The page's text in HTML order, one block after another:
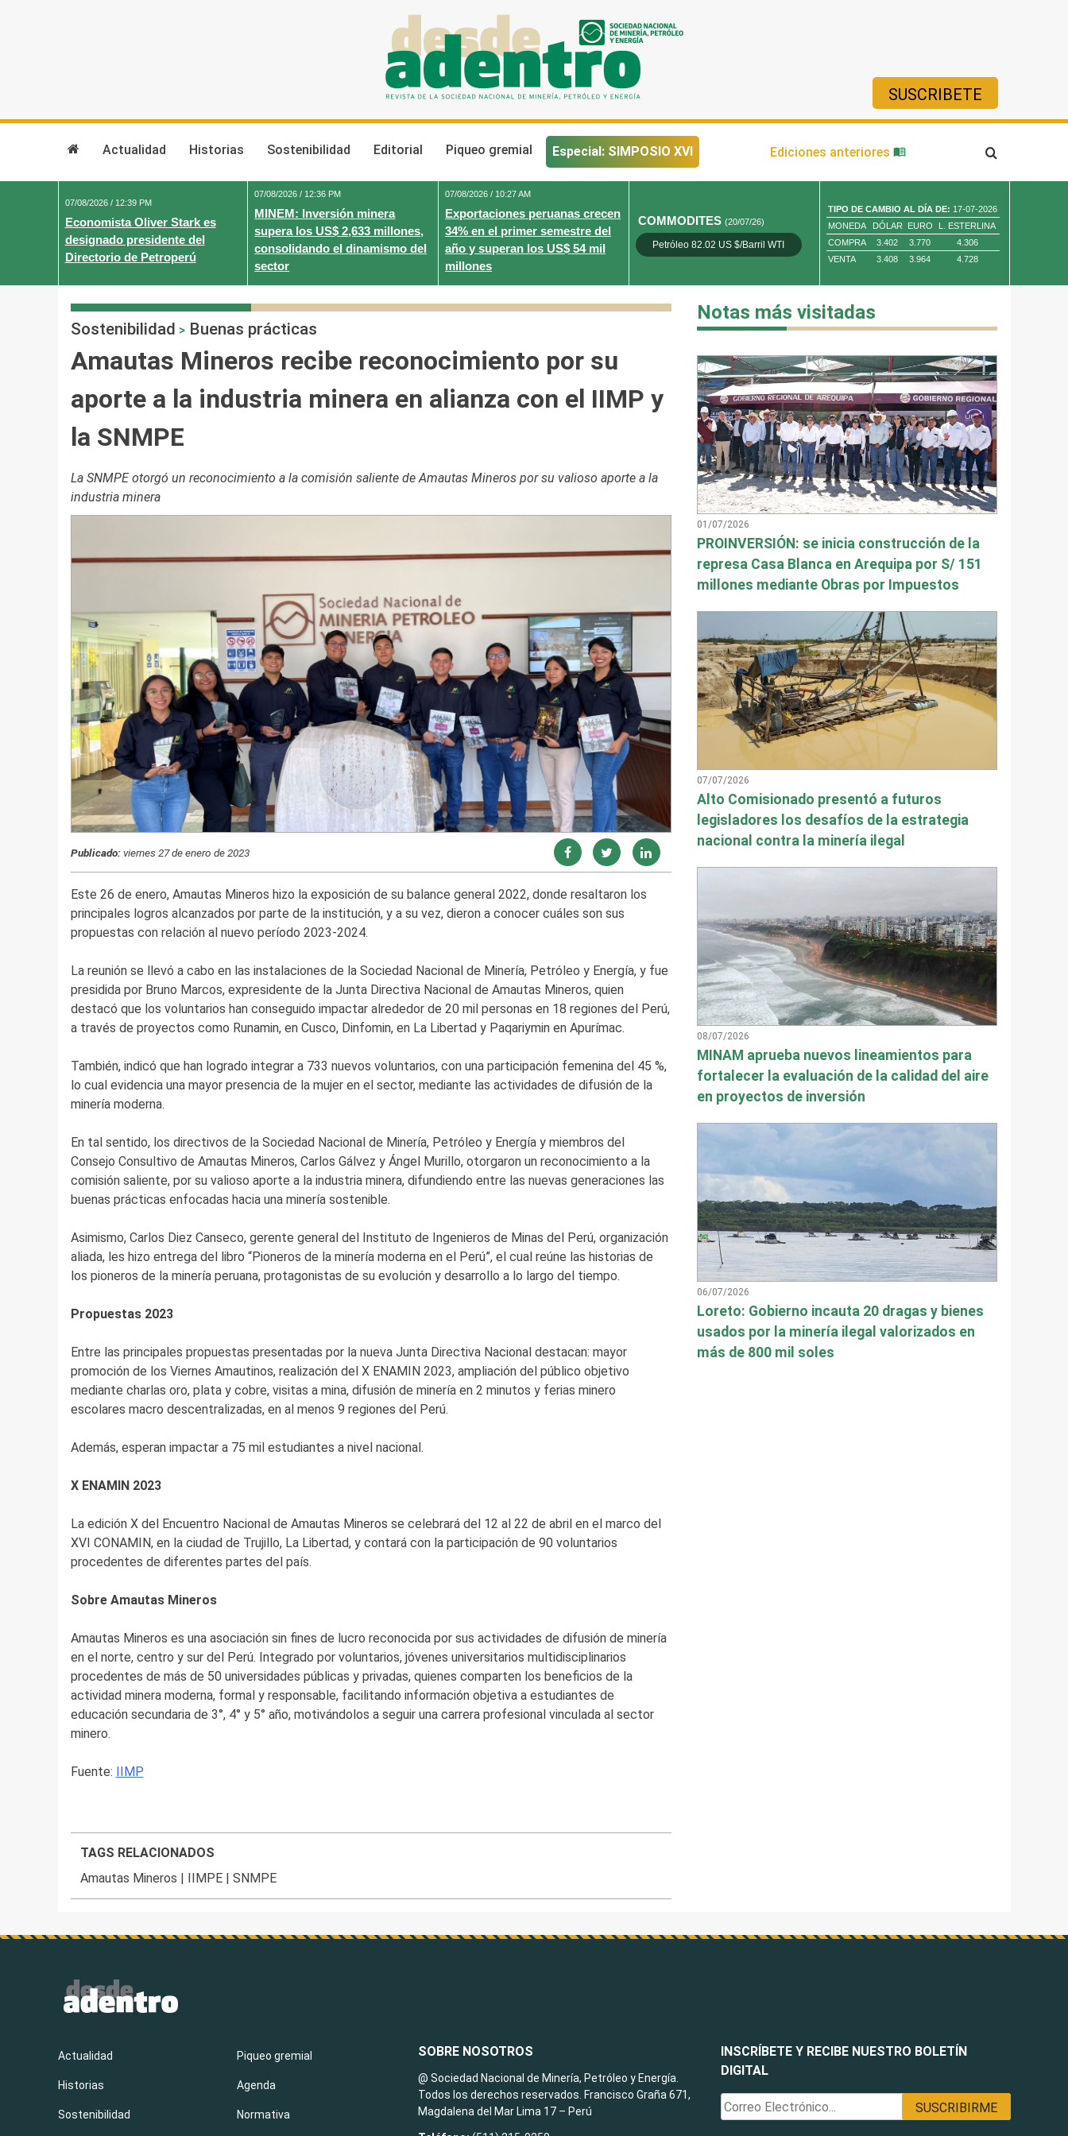
SUSCRIBETE
Actualidad Historias Sostenibilidad Editorial Piqueo gremial Especial: SIMPOSIO XVI Ediciones anteriores
07/08/2026 / 12:39 PM
Economista Oliver Stark es
designado presidente del
Directorio de Petroperú
07/08/2026 / 12:36 PM
MINEM: Inversión minera
supera los US$ 2,633 millones,
consolidando el dinamismo del
sector
07/08/2026 / 10:27 AM
Exportaciones peruanas crecen
34% en el primer semestre del
año y superan los US$ 54 mil
millones
COMMODITES(20/07/26)
Petróleo 82.02 US $/Barril WTI Oro 4,010.80 US $/ Oz. Tr.
TIPO DE CAMBIO AL DÍA DE: 17-07-2026
MONEDA
DÓLAR EURO
L. ESTERLINA
COMPRA
3.402 3.770
4.306
VENTA
3.408 3.964 4.728
Sostenibilidad > Buenas prácticas
Amautas Mineros recibe reconocimiento por su
aporte a la industria minera en alianza con el IIMP y
la SNMPE
La SNMPE otorgó un reconocimiento a la comisión saliente de Amautas Mineros por su valioso aporte a la
industria minera
Publicado:viernes 27 de enero de 2023
Este 26 de enero, Amautas Mineros hizo la exposición de su balance general 2022, donde resaltaron los
principales logros alcanzados por parte de la institución, y a su vez, dieron a conocer cuáles son sus
propuestas con relación al nuevo período 2023-2024.
La reunión se llevó a cabo en las instalaciones de la Sociedad Nacional de Minería, Petróleo y Energía, y fue
presidida por Bruno Marcos, expresidente de la Junta Directiva Nacional de Amautas Mineros, quien
destacó que los voluntarios han conseguido impactar alrededor de 20 mil personas en 18 regiones del Perú,
a través de proyectos como Runamin, en Cusco, Dinfomin, en La Libertad y Paqariymin en Apurímac.
También, indicó que han logrado integrar a 733 nuevos voluntarios, con una participación femenina del 45 %,
lo cual evidencia una mayor presencia de la mujer en el sector, mediante las actividades de difusión de la
minería moderna.
En tal sentido, los directivos de la Sociedad Nacional de Minería, Petróleo y Energía y miembros del
Consejo Consultivo de Amautas Mineros, Carlos Gálvez y Ángel Murillo, otorgaron un reconocimiento a la
comisión saliente, por su valioso aporte a la industria minera, difundiendo entre las nuevas generaciones las
buenas prácticas enfocadas hacia una minería sostenible.
Asimismo, Carlos Diez Canseco, gerente general del Instituto de Ingenieros de Minas del Perú, organización
aliada, les hizo entrega del libro “Pioneros de la minería moderna en el Perú”, el cual reúne las historias de
los pioneros de la minería peruana, protagonistas de su evolución y desarrollo a lo largo del tiempo.
Propuestas 2023
Entre las principales propuestas presentadas por la nueva Junta Directiva Nacional destacan: mayor
promoción de los Viernes Amautinos, realización del X ENAMIN 2023, ampliación del público objetivo
mediante charlas oro, plata y cobre, visitas a mina, difusión de minería en 2 minutos y ferias minero
escolares macro descentralizadas, en al menos 9 regiones del Perú.
Además, esperan impactar a 75 mil estudiantes a nivel nacional.
X ENAMIN 2023
La edición X del Encuentro Nacional de Amautas Mineros se celebrará del 12 al 22 de abril en el marco del
XVI CONAMIN, en la ciudad de Trujillo, La Libertad, y contará con la participación de 90 voluntarios
procedentes de diferentes partes del país.
Sobre Amautas Mineros
Amautas Mineros es una asociación sin fines de lucro reconocida por sus actividades de difusión de minería
en el norte, centro y sur del Perú. Integrado por voluntarios, jóvenes universitarios multidisciplinarios
procedentes de más de 50 universidades públicas y privadas, quienes comparten los beneficios de la
actividad minera moderna, formal y responsable, facilitando información objetiva a estudiantes de
educación secundaria de 3°, 4° y 5° año, motivándolos a seguir una carrera profesional vinculada al sector
minero.
Fuente: IIMP
TAGS RELACIONADOS
Amautas Mineros | IIMPE |SNMPE
Notas más visitadas
01/07/2026
PROINVERSIÓN: se inicia construcción de la
represa Casa Blanca en Arequipa por S/ 151
millones mediante Obras por Impuestos
07/07/2026
Alto Comisionado presentó a futuros
legisladores los desafíos de la estrategia
nacional contra la minería ilegal
08/07/2026
MINAM aprueba nuevos lineamientos para
fortalecer la evaluación de la calidad del aire
en proyectos de inversión
06/07/2026
Loreto: Gobierno incauta 20 dragas y bienes
usados por la minería ilegal valorizados en
más de 800 mil soles
INSCRÍBETE Y RECIBE NUESTRO BOLETÍN
DIGITAL
Actualidad
Historias
Sostenibilidad
Piqueo gremial
Agenda
Normativa
SOBRE NOSOTROS
@ Sociedad Nacional de Minería, Petróleo y Energía.
Todos los derechos reservados. Francisco Graña 671,
Magdalena del Mar Lima 17 – Perú